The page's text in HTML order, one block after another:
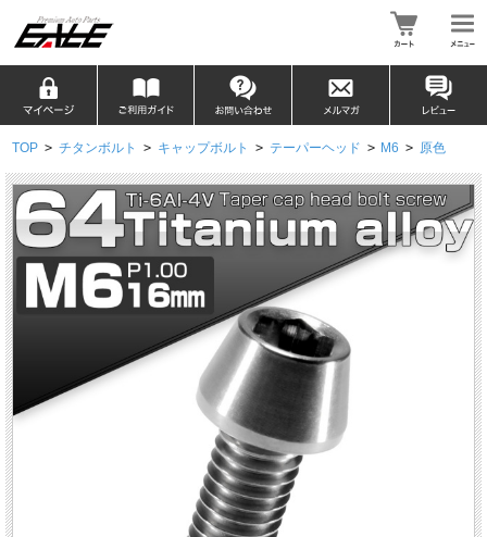
TOP > チタンボルト > キャップボルト > テーパーヘッド > M6 > 原色